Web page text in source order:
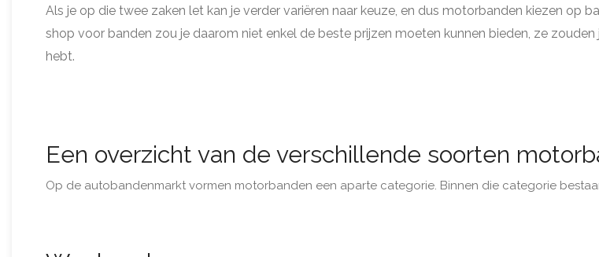
Als je op die twee zaken let kan je verder variëren naar keuze, en dus motorbanden kiezen op
shop voor banden zou je daarom niet enkel de beste prijzen moeten kunnen bieden, ze
hebt.
Een overzicht van de verschillende soorten
Op de autobandenmarkt vormen motorbanden een aparte categorie. Binnen die categorie